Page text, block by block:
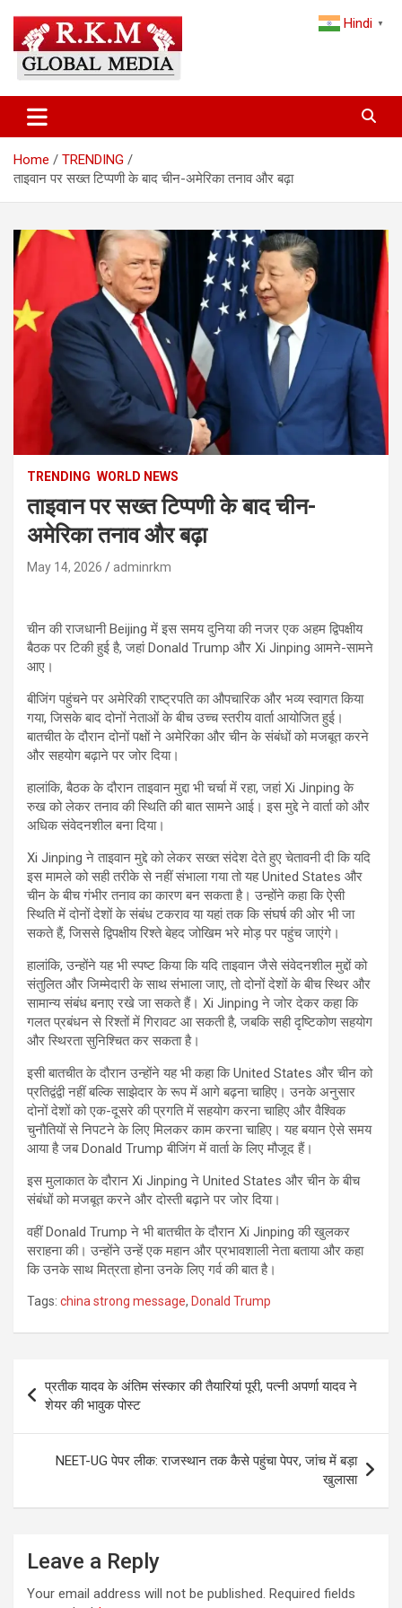
content
Latest Hindi News & Breaking
News – RKM Global Media
and the World
Home
TRENDING
ताइवान पर सख्त टिप्पणी के बाद चीन-अमेरिका तनाव और बढ़ा
TRENDING WORLD NEWS
ताइवान पर सख्त टिप्पणी के बाद चीन-
अमेरिका तनाव और बढ़ा
May 14, 2026 adminrkm
चीन की राजधानी Beijing में इस समय दुनिया की नजर एक अहम द्विपक्षीय
बैठक पर टिकी हुई है, जहां Donald Trump और Xi Jinping आमने-सामने
आए।
बीजिंग पहुंचने पर अमेरिकी राष्ट्रपति का औपचारिक और भव्य स्वागत किया
गया, जिसके बाद दोनों नेताओं के बीच उच्च स्तरीय वार्ता आयोजित हुई।
बातचीत के दौरान दोनों पक्षों ने अमेरिका और चीन के संबंधों को मजबूत करने
और सहयोग बढ़ाने पर जोर दिया।
हालांकि, बैठक के दौरान ताइवान मुद्दा भी चर्चा में रहा, जहां Xi Jinping के
रुख को लेकर तनाव की स्थिति की बात सामने आई। इस मुद्दे ने वार्ता को और
अधिक संवेदनशील बना दिया।
Xi Jinping ने ताइवान मुद्दे को लेकर सख्त संदेश देते हुए चेतावनी दी कि यदि
इस मामले को सही तरीके से नहीं संभाला गया तो यह United States और
चीन के बीच गंभीर तनाव का कारण बन सकता है। उन्होंने कहा कि ऐसी
स्थिति में दोनों देशों के संबंध टकराव या यहां तक कि संघर्ष की ओर भी जा
सकते हैं, जिससे द्विपक्षीय रिश्ते बेहद जोखिम भरे मोड़ पर पहुंच जाएंगे।
हालांकि, उन्होंने यह भी स्पष्ट किया कि यदि ताइवान जैसे संवेदनशील मुद्दों को
संतुलित और जिम्मेदारी के साथ संभाला जाए, तो दोनों देशों के बीच स्थिर और
सामान्य संबंध बनाए रखे जा सकते हैं। Xi Jinping ने जोर देकर कहा कि
गलत प्रबंधन से रिश्तों में गिरावट आ सकती है, जबकि सही दृष्टिकोण सहयोग
और स्थिरता सुनिश्चित कर सकता है।
इसी बातचीत के दौरान उन्होंने यह भी कहा कि United States और चीन को
प्रतिद्वंद्वी नहीं बल्कि साझेदार के रूप में आगे बढ़ना चाहिए। उनके अनुसार
दोनों देशों को एक-दूसरे की प्रगति में सहयोग करना चाहिए और वैश्विक
चुनौतियों से निपटने के लिए मिलकर काम करना चाहिए। यह बयान ऐसे समय
आया है जब Donald Trump बीजिंग में वार्ता के लिए मौजूद हैं।
इस मुलाकात के दौरान Xi Jinping ने United States और चीन के बीच
संबंधों को मजबूत करने और दोस्ती बढ़ाने पर जोर दिया।
वहीं Donald Trump ने भी बातचीत के दौरान Xi Jinping की खुलकर
सराहना की। उन्होंने उन्हें एक महान और प्रभावशाली नेता बताया और कहा
कि उनके साथ मित्रता होना उनके लिए गर्व की बात है।
Tags: china strong message, Donald Trump
navigation
प्रतीक यादव के अंतिम संस्कार की तैयारियां पूरी, पत्नी अपर्णा यादव ने
शेयर की भावुक पोस्ट
NEET-UG पेपर लीक: राजस्थान तक कैसे पहुंचा पेपर, जांच में बड़ा
खुलासा
Leave a Reply
Your email address will not be published. Required fields
Hindi ▼